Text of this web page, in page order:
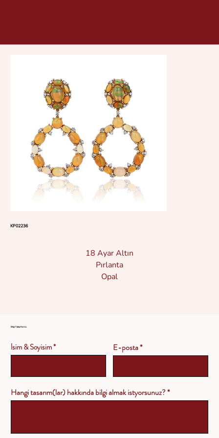
KP02236
18 Ayar Altın
Pırlanta
Opal
Bilgi Talep Formu
İsim & Soyisim E-posta
Hangi tasarım(lar) hakkında bilgi almak istyorsunuz?